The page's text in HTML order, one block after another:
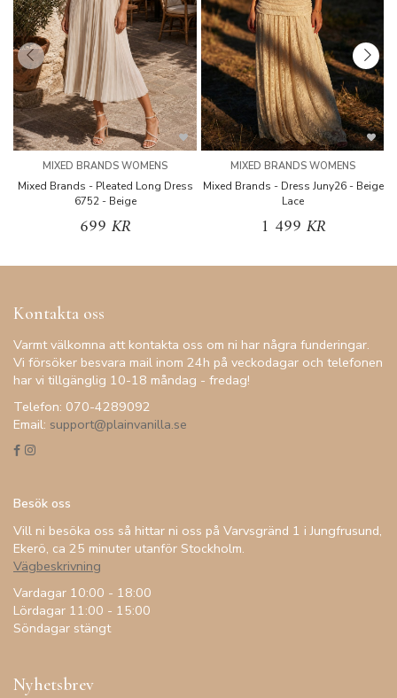
MIXED BRANDS WOMENS
Mixed Brands - Pleated Long Dress
6752 - Beige
699 KR
MIXED BRANDS WOMENS
Mixed Brands - Dress Juny26 - Beige
Lace
1 499 KR
Kontakta oss
Varmt välkomna att kontakta oss om ni har några funderingar.
Vi försöker besvara mail inom 24h på veckodagar och telefonen
har vi tillgänglig 10-18 måndag - fredag!
Telefon: 070-4289092
Email: support@plainvanilla.se
Besök oss
Vill ni besöka oss så hittar ni oss på Varvsgränd 1 i Jungfrusund,
Ekerö, ca 25 minuter utanför Stockholm.
Vägbeskrivning
Vardagar 10:00 - 18:00
Lördagar 11:00 - 15:00
Söndagar stängt
Nyhetsbrev